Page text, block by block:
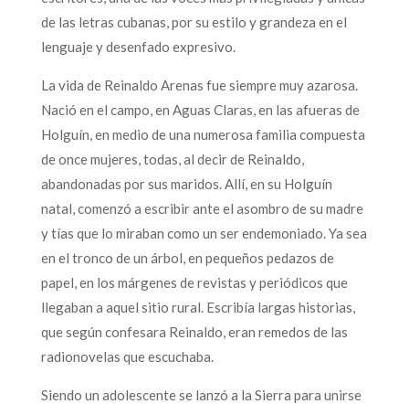
de las letras cubanas, por su estilo y grandeza en el
lenguaje y desenfado expresivo.
La vida de Reinaldo Arenas fue siempre muy azarosa.
Nació en el campo, en Aguas Claras, en las afueras de
Holguín, en medio de una numerosa familia compuesta
de once mujeres, todas, al decir de Reinaldo,
abandonadas por sus maridos. Allí, en su Holguín
natal, comenzó a escribir ante el asombro de su madre
y tías que lo miraban como un ser endemoniado. Ya sea
en el tronco de un árbol, en pequeños pedazos de
papel, en los márgenes de revistas y periódicos que
llegaban a aquel sitio rural. Escribía largas historias,
que según confesara Reinaldo, eran remedos de las
radionovelas que escuchaba.
Siendo un adolescente se lanzó a la Sierra para unirse